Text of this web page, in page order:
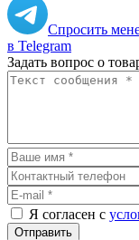
Спросить
в Telegram
Задать вопрос о
Я согласен с
Отправить